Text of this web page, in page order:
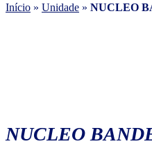
Início » Unidade » NUCLEO
NUCLEO